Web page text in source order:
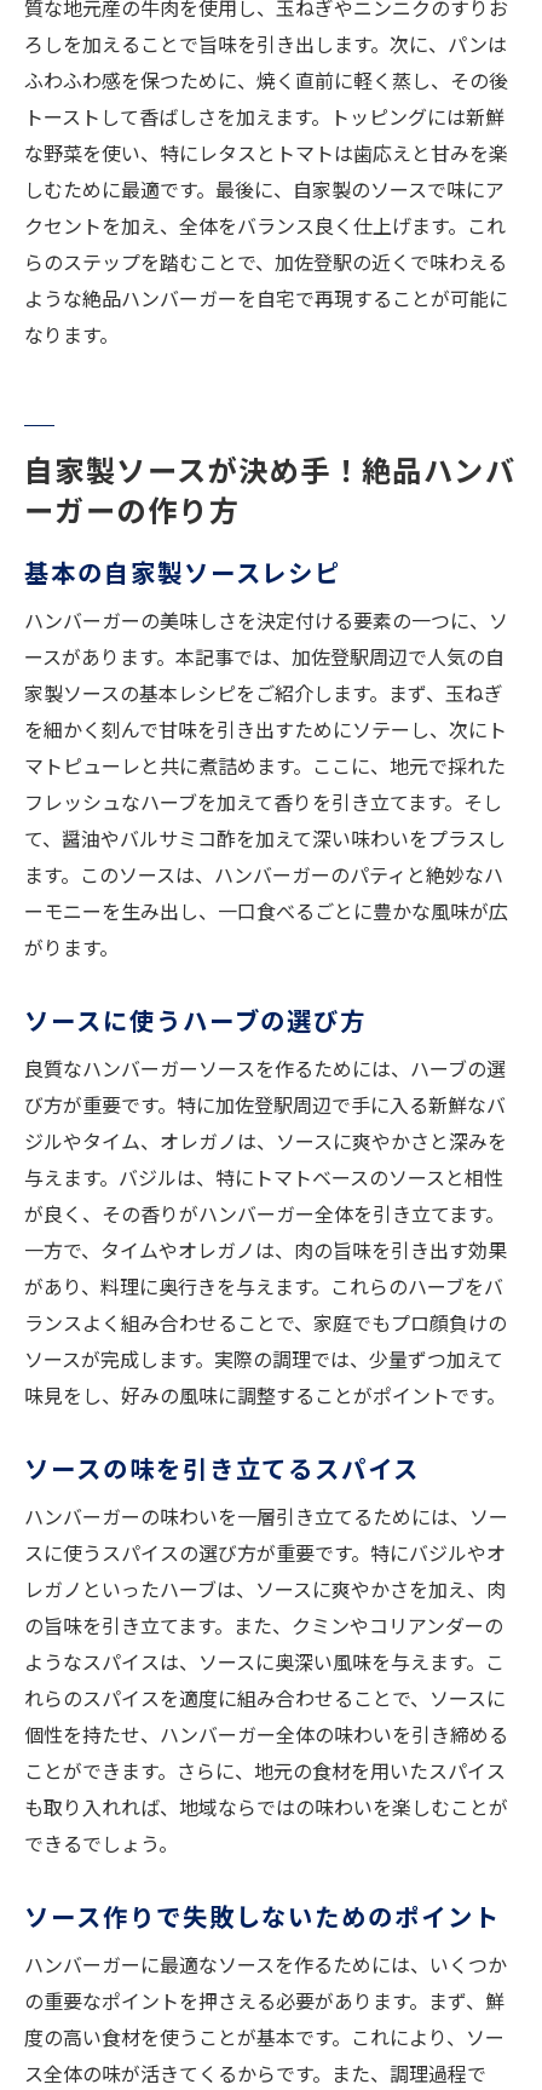
質な地元産の牛肉を使用し、玉ねぎやニンニクのすりお
ろしを加えることで旨味を引き出します。次に、パンは
ふわふわ感を保つために、焼く直前に軽く蒸し、その後
トーストして香ばしさを加えます。トッピングには新鮮
な野菜を使い、特にレタスとトマトは歯応えと甘みを楽
しむために最適です。最後に、自家製のソースで味にア
クセントを加え、全体をバランス良く仕上げます。これ
らのステップを踏むことで、加佐登駅の近くで味わえる
ような絶品ハンバーガーを自宅で再現することが可能に
なります。
自家製ソースが決め手！絶品ハンバ
ーガーの作り方
基本の自家製ソースレシピ
ハンバーガーの美味しさを決定付ける要素の一つに、ソ
ースがあります。本記事では、加佐登駅周辺で人気の自
家製ソースの基本レシピをご紹介します。まず、玉ねぎ
を細かく刻んで甘味を引き出すためにソテーし、次にト
マトピューレと共に煮詰めます。ここに、地元で採れた
フレッシュなハーブを加えて香りを引き立てます。そし
て、醤油やバルサミコ酢を加えて深い味わいをプラスし
ます。このソースは、ハンバーガーのパティと絶妙なハ
ーモニーを生み出し、一口食べるごとに豊かな風味が広
がります。
ソースに使うハーブの選び方
良質なハンバーガーソースを作るためには、ハーブの選
び方が重要です。特に加佐登駅周辺で手に入る新鮮なバ
ジルやタイム、オレガノは、ソースに爽やかさと深みを
与えます。バジルは、特にトマトベースのソースと相性
が良く、その香りがハンバーガー全体を引き立てます。
一方で、タイムやオレガノは、肉の旨味を引き出す効果
があり、料理に奥行きを与えます。これらのハーブをバ
ランスよく組み合わせることで、家庭でもプロ顔負けの
ソースが完成します。実際の調理では、少量ずつ加えて
味見をし、好みの風味に調整することがポイントです。
ソースの味を引き立てるスパイス
ハンバーガーの味わいを一層引き立てるためには、ソー
スに使うスパイスの選び方が重要です。特にバジルやオ
レガノといったハーブは、ソースに爽やかさを加え、肉
の旨味を引き立てます。また、クミンやコリアンダーの
ようなスパイスは、ソースに奥深い風味を与えます。こ
れらのスパイスを適度に組み合わせることで、ソースに
個性を持たせ、ハンバーガー全体の味わいを引き締める
ことができます。さらに、地元の食材を用いたスパイス
も取り入れれば、地域ならではの味わいを楽しむことが
できるでしょう。
ソース作りで失敗しないためのポイント
ハンバーガーに最適なソースを作るためには、いくつか
の重要なポイントを押さえる必要があります。まず、鮮
度の高い食材を使うことが基本です。これにより、ソー
ス全体の味が活きてくるからです。また、調理過程で